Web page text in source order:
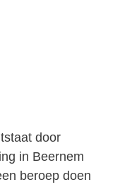
door
in Beernem
beroep doen